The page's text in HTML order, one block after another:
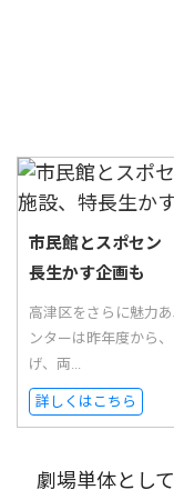
市民館とスポセ
長生かす企画も
高津区をさらに魅力
ンターは昨年度から
げ、両...
詳しくはこちら
劇場単体として